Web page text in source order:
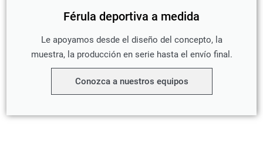
Férula deportiva a medida
Le apoyamos desde el diseño del concepto, la
muestra, la producción en serie hasta el envío final.
Conozca a nuestros equipos